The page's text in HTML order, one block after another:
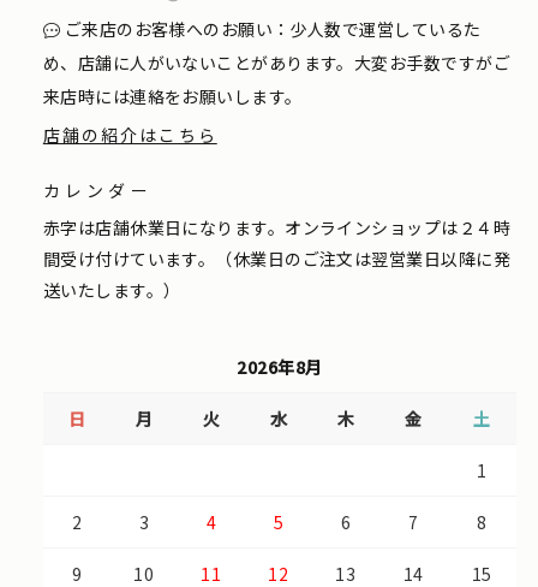
ご来店のお客様へのお願い：少人数で運営しているた
め、店舗に人がいないことがあります。大変お手数ですがご
来店時には連絡をお願いします。
店舗の紹介はこちら
カレンダー
赤字は店舗休業日になります。オンラインショップは２４時
間受け付けています。（休業日のご注文は翌営業日以降に発
送いたします。）
2026年8月
日 月 火 水 木 金 土
1
2 3 4 5 6 7 8
9 10 11 12 13 14 15